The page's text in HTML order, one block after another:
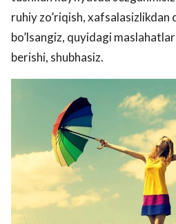
ruhiy zo’riqish, xafsalasizlikdan
bo’lsangiz, quyidagi
berishi, shubhasiz.